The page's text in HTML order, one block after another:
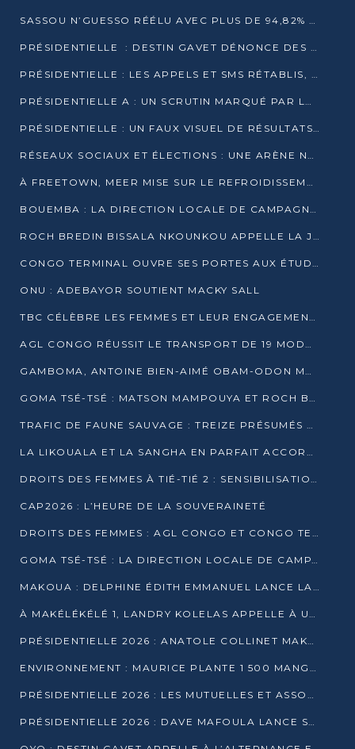
SASSOU N’GUESSO RÉÉLU AVEC PLUS DE 94,82% DES VOIX
PRÉSIDENTIELLE : DESTIN GAVET DÉNONCE DES IRRÉGULARITÉS ET REVENDIQUE LA VICTOIRE
PRÉSIDENTIELLE : LES APPELS ET SMS RÉTABLIS, INTERNET RESTE BLOQUÉ
PRÉSIDENTIELLE A : UN SCRUTIN MARQUÉ PAR LA COUPURE D’INTERNET ET UNE AFFLUENCE TIMIDE À BRAZZAVILLE
PRÉSIDENTIELLE : UN FAUX VISUEL DE RÉSULTATS CIRCULE
RÉSEAUX SOCIAUX ET ÉLECTIONS : UNE ARÈNE NUMÉRIQUE EN PLEINE MUTATION AU CONGO
À FREETOWN, MEER MISE SUR LE REFROIDISSEMENT PASSIF FACE À LA CHALEUR EXTRÊME
BOUEMBA : LA DIRECTION LOCALE DE CAMPAGNE DE DENIS SASSOU N’GUESSO MULTIPLIE LES ACTIVITÉS DE MOBILISATION
ROCH BREDIN BISSALA NKOUNKOU APPELLE LA JEUNESSE DE GOMA TSÉ-TSÉ À UN VOTE MASSIF POUR DENIS SASSOU NGUESSO
CONGO TERMINAL OUVRE SES PORTES AUX ÉTUDIANTS EN TRANSPORT ET LOGISTIQUE
ONU : ADEBAYOR SOUTIENT MACKY SALL
TBC CÉLÈBRE LES FEMMES ET LEUR ENGAGEMENT À L’OCCASION DU 8 MARS
AGL CONGO RÉUSSIT LE TRANSPORT DE 19 MODULES HORS GABARIT ENTRE POINTE-NOIRE ET BRAZZAVILLE
GAMBOMA, ANTOINE BIEN-AIMÉ OBAM-ODON MOBILISE LES 32 148 ÉLECTEURS EN FAVEUR DE DENIS SASSOU NGUESSO
GOMA TSÉ-TSÉ : MATSON MAMPOUYA ET ROCH BREDIN BISSALA NKOUNKOU EN CAMPAGNE DE PROXIMITÉ
TRAFIC DE FAUNE SAUVAGE : TREIZE PRÉSUMÉS TRAFIQUANTS INTERPELLÉS AU CONGO EN 2025
LA LIKOUALA ET LA SANGHA EN PARFAIT ACCORD AVEC LE PROJET DE SOCIÉTÉ DU CANDIDAT DENIS SASSOU-N’GUESSO
DROITS DES FEMMES À TIÉ-TIÉ 2 : SENSIBILISATION ET PÉDAGOGIE SUR LE DROIT DE VOTE
CAP2026 : L’HEURE DE LA SOUVERAINETÉ
DROITS DES FEMMES : AGL CONGO ET CONGO TERMINAL METTENT EN AVANT LE LEADERSHIP FÉMININ
GOMA TSÉ-TSÉ : LA DIRECTION LOCALE DE CAMPAGNE INTENSIFIE LA SENSIBILISATION DANS LES VILLAGES
MAKOUA : DELPHINE ÉDITH EMMANUEL LANCE LA CAMPAGNE POUR DENIS SASSOU-N’GUESSO
À MAKÉLÉKÉLÉ 1, LANDRY KOLELAS APPELLE À UNE MOBILISATION MASSIVE EN FAVEUR DE DENIS SASSOU-N’GUESSO
PRÉSIDENTIELLE 2026 : ANATOLE COLLINET MAKOSSO DÉFEND LE PROJET DE SOCIÉTÉ DE DENIS SASSOU NGUESSO
ENVIRONNEMENT : MAURICE PLANTE 1 500 MANGROVES POUR HONORER WANGARI MAATHAI
PRÉSIDENTIELLE 2026 : LES MUTUELLES ET ASSOCIATIONS S’IMPLIQUENT DANS LA CAMPAGNE ÉLECTORALE À TIÉ-TIÉ 2 (POINTE-NOIRE)
PRÉSIDENTIELLE 2026 : DAVE MAFOULA LANCE SA « VAGUE DU NOUVEAU DÉPART » À IMPFONDO